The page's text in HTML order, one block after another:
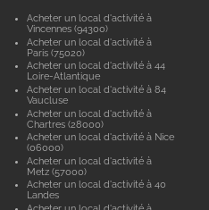
Acheter un local d'activité à
Vincennes (94300)
Acheter un local d'activité à
Paris (75020)
Acheter un local d'activité à 44
Loire-Atlantique
Acheter un local d'activité à 84
Vaucluse
Acheter un local d'activité à
Chartres (28000)
Acheter un local d'activité à Nice
(06000)
Acheter un local d'activité à
Metz (57000)
Acheter un local d'activité à 40
Landes